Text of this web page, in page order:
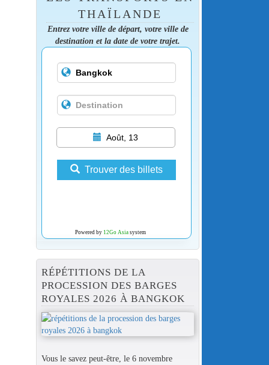
THAÏLANDE
Entrez votre ville de départ, votre ville de
destination et la date de votre trajet.
Août, 13
Trouver des billets
Powered by 12Go Asiasystem
RÉPÉTITIONS DE LA
PROCESSION DES BARGES
ROYALES 2026 À BANGKOK
Vous le savez peut-être, le 6 novembre